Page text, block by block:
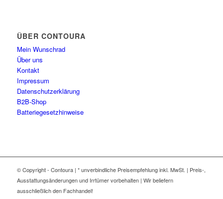
ÜBER CONTOURA
Mein Wunschrad
Über uns
Kontakt
Impressum
Datenschutzerklärung
B2B-Shop
Batteriegesetzhinweise
© Copyright - Contoura | * unverbindliche Preisempfehlung inkl. MwSt. | Preis-,
Ausstattungsänderungen und Irrtümer vorbehalten | Wir beliefern
ausschließlich den Fachhandel!